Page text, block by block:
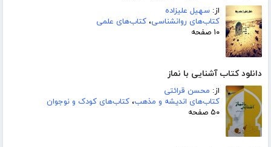
از: سهیل علیزاده
کتاب‌های روانشناسی، کتاب‌های علمی
۱۰ صفحه
دانلود کتاب آشنایی با نماز
از: محسن قرائتی
کتاب‌های اندیشه و مذهب، کتاب‌های کودک و نوجوان
۵۰ صفحه